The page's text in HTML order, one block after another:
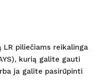
LR piliečiams reikalinga
kurią galite gauti
ja galite pasirūpinti